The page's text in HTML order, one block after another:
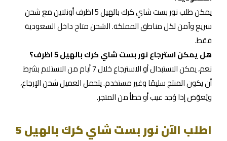
يمكن طلب نور بست شاي كرك بالهيل 5 اظرف أونلاين مع شحن
سريع وآمن لكل مناطق المملكة. الشحن متاح داخل السعودية
فقط.
هل يمكن استرجاع نور بست شاي كرك بالهيل 5 اظرف؟
نعم، يمكن الاستبدال أو الاسترجاع خلال 7 أيام من الاستلام بشرط
أن يكون المنتج سليمًا وغير مستخدم. يتحمل العميل شحن الإرجاع،
ويُعوّض إذا وُجد عيب أو خطأ من المتجر.
اطلب الآن نور بست شاي كرك بالهيل 5